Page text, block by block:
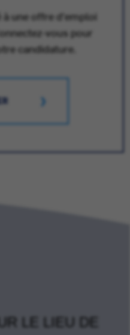
à une offre d'emploi
vous pour
candidature.
LE LIEU DE